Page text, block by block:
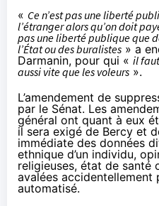
« Ce n’est pas une liberté
l’étranger alors qu’on doit
pas une liberté publique que
l’État ou des buralistes » a
Darmanin, pour qui « il
aussi vite que les voleurs ».
L’amendement de
par le Sénat. Les
général ont quant à eux
il sera exigé de Bercy et
immédiate des données
ethnique d’un individu,
religieuses, état de santé
avalées accidentellement
automatisé.